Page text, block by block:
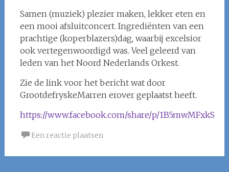
Samen (muziek) plezier maken, lekker eten en
een mooi afsluitconcert. Ingrediënten van een
prachtige (koperblazers)dag, waarbij excelsior
ook vertegenwoordigd was. Veel geleerd van
leden van het Noord Nederlands Orkest.
Zie de link voor het bericht wat door
GrootdefryskeMarren erover geplaatst heeft.
https://www.facebook.com/share/p/1B5mwMFxkS
Een reactie plaatsen